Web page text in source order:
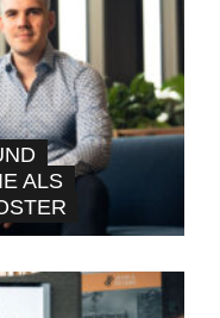
ALS